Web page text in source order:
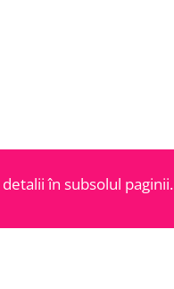
în subsolul paginii.